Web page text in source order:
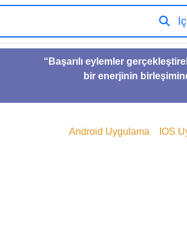
“Başarılı eylemler
bir enerjinin
Android Uygulama IOS